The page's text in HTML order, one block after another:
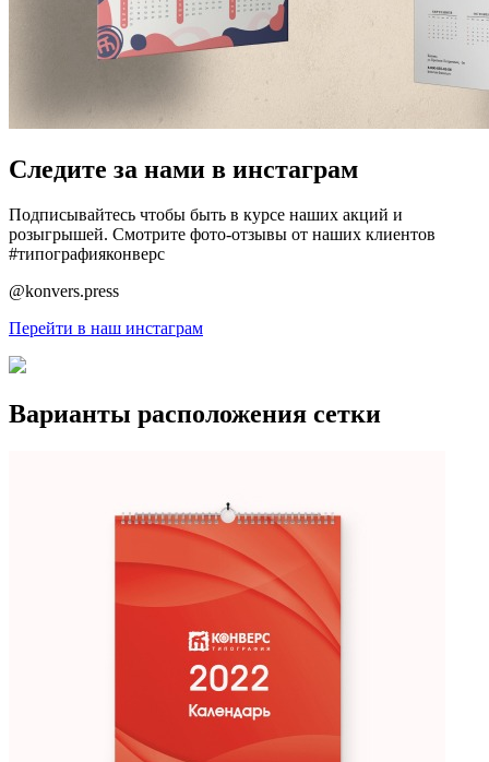
Следите за нами в инстаграм
Подписывайтесь чтобы быть в курсе наших акций и
розыгрышей. Смотрите фото-отзывы от наших клиентов
#типографияконверс
@konvers.press
Перейти в наш инстаграм
Варианты расположения сетки